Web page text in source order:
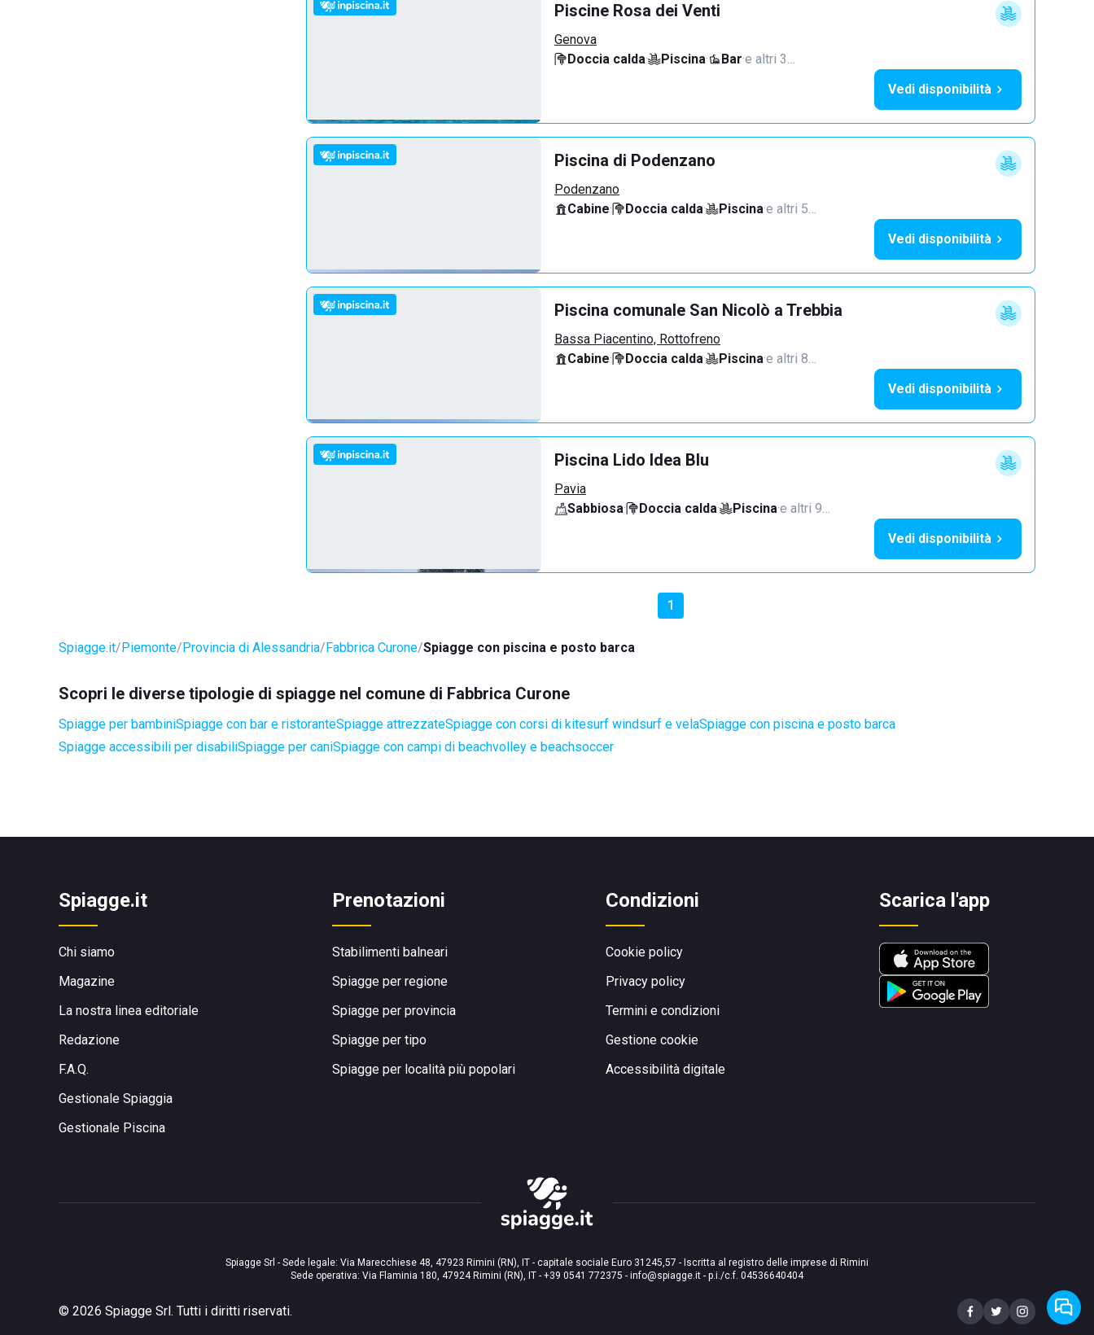
Piscine Rosa dei Venti
Genova
Doccia calda· Piscina· Bar·e altri 3…
Vedi disponibilità
Piscina di Podenzano
Podenzano
Cabine· Doccia calda· Piscina·e altri 5…
Vedi disponibilità
Piscina comunale San Nicolò a Trebbia
Bassa Piacentino, Rottofreno
Cabine· Doccia calda· Piscina·e altri 8…
Vedi disponibilità
Piscina Lido Idea Blu
Pavia
Sabbiosa· Doccia calda· Piscina·e altri 9…
Vedi disponibilità
1
Spiagge.it Piemonte Provincia di Alessandria Fabbrica Curone Spiagge con piscina e posto barca
Scopri le diverse tipologie di spiagge nel comune di Fabbrica Curone
Spiagge per bambiniSpiagge con bar e ristoranteSpiagge attrezzateSpiagge con corsi di kitesurf windsurf e velaSpiagge con piscina e posto barca
Spiagge accessibili per disabiliSpiagge per caniSpiagge con campi di beachvolley e beachsoccer
Spiagge.it
Chi siamo
Magazine
La nostra linea editoriale
Redazione
F.A.Q.
Gestionale Spiaggia
Gestionale Piscina
Prenotazioni
Stabilimenti balneari
Spiagge per regione
Spiagge per provincia
Spiagge per tipo
Spiagge per località più popolari
Condizioni
Cookie policy
Privacy policy
Termini e condizioni
Gestione cookie
Accessibilità digitale
Scarica l'app
Spiagge Srl - Sede legale: Via Marecchiese 48, 47923 Rimini (RN), IT - capitale sociale Euro 31245,57 - Iscritta al registro delle imprese di Rimini
Sede operativa: Via Flaminia 180, 47924 Rimini (RN), IT - +39 0541 772375 - info@spiagge.it - p.i./c.f. 04536640404
© 2026 Spiagge Srl. Tutti i diritti riservati.